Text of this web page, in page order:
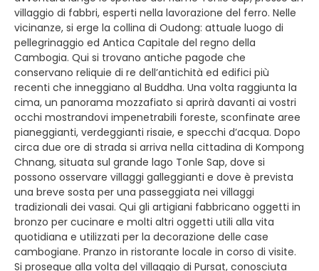
villaggio di fabbri, esperti nella lavorazione del ferro. Nelle
vicinanze, si erge la collina di Oudong: attuale luogo di
pellegrinaggio ed Antica Capitale del regno della
Cambogia. Qui si trovano antiche pagode che
conservano reliquie di re dell’antichità ed edifici più
recenti che inneggiano al Buddha. Una volta raggiunta la
cima, un panorama mozzafiato si aprirà davanti ai vostri
occhi mostrandovi impenetrabili foreste, sconfinate aree
pianeggianti, verdeggianti risaie, e specchi d’acqua. Dopo
circa due ore di strada si arriva nella cittadina di Kompong
Chnang, situata sul grande lago Tonle Sap, dove si
possono osservare villaggi galleggianti e dove è prevista
una breve sosta per una passeggiata nei villaggi
tradizionali dei vasai. Qui gli artigiani fabbricano oggetti in
bronzo per cucinare e molti altri oggetti utili alla vita
quotidiana e utilizzati per la decorazione delle case
cambogiane. Pranzo in ristorante locale in corso di visite.
Si prosegue alla volta del villaggio di Pursat, conosciuta